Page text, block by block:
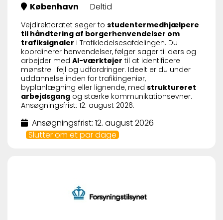
København
Deltid
Vejdirektoratet søger to studentermedhjælpere
til håndtering af borgerhenvendelser om
trafiksignaler i Trafikledelsesafdelingen. Du
koordinerer henvendelser, følger sager til dørs og
arbejder med AI-værktøjer til at identificere
mønstre i fejl og udfordringer. Ideelt er du under
uddannelse inden for trafikingeniør,
byplanlægning eller lignende, med struktureret
arbejdsgang og stærke kommunikationsevner.
Ansøgningsfrist: 12. august 2026.
Ansøgningsfrist: 12. august 2026
Slutter om et par dage